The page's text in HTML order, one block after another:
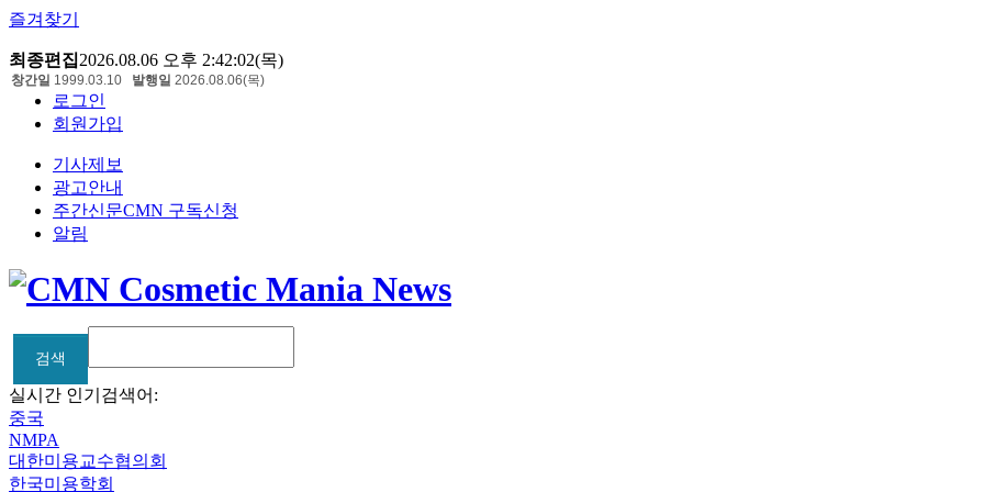
즐겨찾기
최종편집2026.08.06 오후 2:42:02(목)
로그인
회원가입
기사제보
광고안내
주간신문CMN 구독신청
알림
창간일 1999.03.10 발행일 2026.08.06(목)
검색
검색
실시간 인기검색어:
중국
NMPA
대한미용교수협의회
한국미용학회